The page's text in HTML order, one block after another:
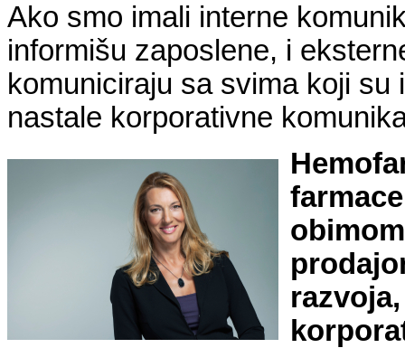
Ako smo imali interne
informišu zaposlene, i
komuniciraju sa svima koji
nastale korporativne